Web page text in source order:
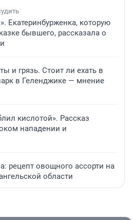
Екатеринбурженка, которую
бывшего, рассказала о
и грязь. Стоит ли ехать в
в Геленджике — мнение
кислотой». Рассказ
нападении и
рецепт овощного ассорти на
области